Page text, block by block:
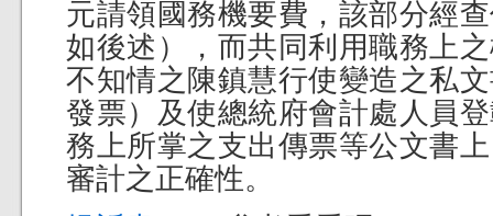
元請領國務機要費，該部分經
如後述），而共同利用職務上
不知情之陳鎮慧行使變造之私
發票）及使總統府會計處人員
務上所掌之支出傳票等公文書
審計之正確性。